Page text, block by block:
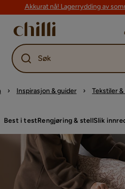
Akkurat nå! Lagerrydding av
Søk
Inspirasjon & guider Tekstiler
Best i testRengjøring & stellSlik